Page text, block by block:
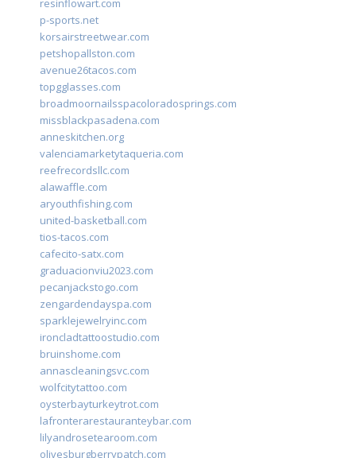
resinflowart.com
p-sports.net
korsairstreetwear.com
petshopallston.com
avenue26tacos.com
topgglasses.com
broadmoornailsspacoloradosprings.com
missblackpasadena.com
anneskitchen.org
valenciamarketytaqueria.com
reefrecordsllc.com
alawaffle.com
aryouthfishing.com
united-basketball.com
tios-tacos.com
cafecito-satx.com
graduacionviu2023.com
pecanjackstogo.com
zengardendayspa.com
sparklejewelryinc.com
ironcladtattoostudio.com
bruinshome.com
annascleaningsvc.com
wolfcitytattoo.com
oysterbayturkeytrot.com
lafronterarestauranteybar.com
lilyandrosetearoom.com
olivesburgberrypatch.com